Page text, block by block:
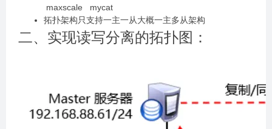
maxscale mycat
拓扑架构只支持一主一从大概一主多从架构
二、实现读写分离的拓扑图：